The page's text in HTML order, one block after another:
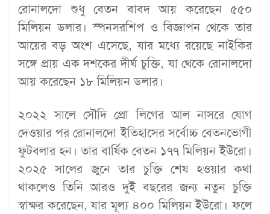
রোনালদো শুধু বেতন বাবদ আয় করেছেন ৫৫০
মিলিয়ন ডলার। স্পনসরশিপ ও বিজ্ঞাপন থেকে তার
আয়ের বড় অংশ এসেছে, যার মধ্যে রয়েছে নাইকির
সঙ্গে প্রায় এক দশকের দীর্ঘ চুক্তি, যা থেকে রোনালদো
আয় করেছেন ১৮ মিলিয়ন ডলার।
২০২২ সালে সৌদি প্রো লিগের আল নাসরে যোগ
দেওয়ার পর রোনালদো ইতিহাসের সর্বোচ্চ বেতনভোগী
ফুটবলার হন। তার বার্ষিক বেতন ১৭৭ মিলিয়ন ইউরো।
২০২৫ সালের জুনে তার চুক্তি শেষ হওয়ার কথা
থাকলেও তিনি আরও দুই বছরের জন্য নতুন চুক্তি
স্বাক্ষর করেছেন, যার মূল্য ৪০০ মিলিয়ন ইউরো। ফলে